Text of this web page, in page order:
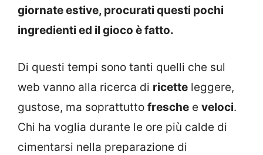
giornate estive, procurati questi pochi
ingredienti ed il gioco è fatto.
Di questi tempi sono tanti quelli che sul
web vanno alla ricerca di ricette leggere,
gustose, ma soprattutto fresche e veloci.
Chi ha voglia durante le ore più calde di
cimentarsi nella preparazione di